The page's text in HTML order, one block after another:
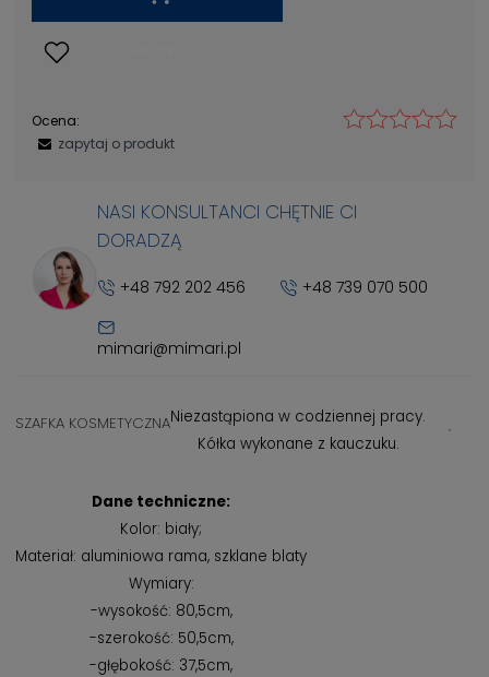
Ocena:
zapytaj o produkt
NASI KONSULTANCI CHĘTNIE CI
DORADZĄ
+48 792 202 456 +48 739 070 500
mimari@mimari.pl
SZAFKA KOSMETYCZNANiezastąpiona w codziennej pracy.
Kółka wykonane z kauczuku.
Dane techniczne:
Kolor: biały;
Materiał: aluminiowa rama, szklane blaty
Wymiary:
-wysokość: 80,5cm,
-szerokość: 50,5cm,
-głębokość: 37,5cm,